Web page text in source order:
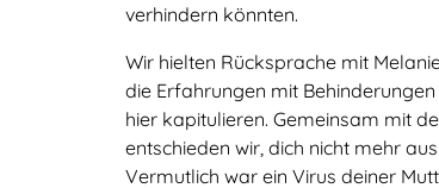
verhindern könnten.
Wir hielten Rücksprache mit
die Erfahrungen mit
hier kapitulieren. Gemeinsam mit
entschieden wir, dich nicht mehr
Vermutlich war ein Virus deiner